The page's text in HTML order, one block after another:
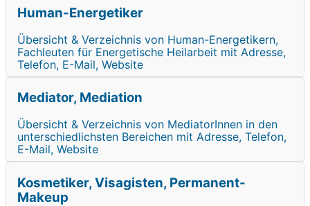
Human-Energetiker
Übersicht & Verzeichnis von Human-Energetikern,
Fachleuten für Energetische Heilarbeit mit Adresse,
Telefon, E-Mail, Website
Mediator, Mediation
Übersicht & Verzeichnis von MediatorInnen in den
unterschiedlichsten Bereichen mit Adresse, Telefon,
E-Mail, Website
Kosmetiker, Visagisten, Permanent-
Makeup